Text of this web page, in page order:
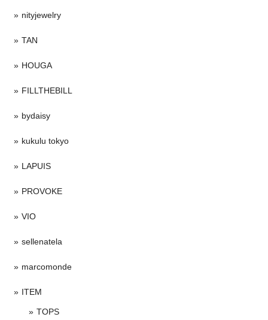
nityjewelry
TAN
HOUGA
FILLTHEBILL
bydaisy
kukulu tokyo
LAPUIS
PROVOKE
VIO
sellenatela
marcomonde
ITEM
TOPS